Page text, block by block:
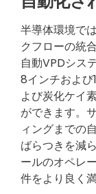
半導体環境で
クフローの統
自動VPDシス
8インチおよ
よび炭化ケイ
ができます。
ィングまでの
ばらつきを減
ールのオペレ
件をより良く